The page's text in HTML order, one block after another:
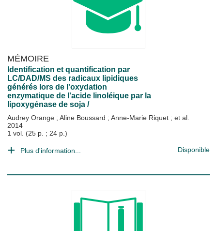
MÉMOIRE
Identification et quantification par
LC/DAD/MS des radicaux lipidiques
générés lors de l'oxydation
enzymatique de l'acide linoléique par la
lipoxygénase de soja /
Audrey Orange ; Aline Boussard ; Anne-Marie Riquet ; et al.
2014
1 vol. (25 p. ; 24 p.)
Plus d'information... Disponible